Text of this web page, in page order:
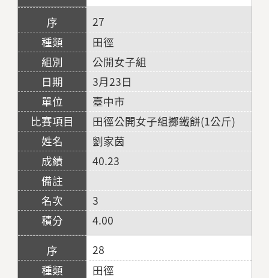
27
田徑
公開女子組
3月23日
臺中市
田徑公開女子組擲鐵餅(1公斤)
劉家茵
40.23
3
4.00
28
田徑